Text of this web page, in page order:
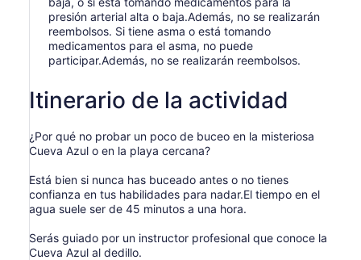
presión arterial alta o baja.Además, no se realizarán
reembolsos. Si tiene asma o está tomando
medicamentos para el asma, no puede
participar.Además, no se realizarán reembolsos.
Itinerario de la actividad
¿Por qué no probar un poco de buceo en la misteriosa
Cueva Azul o en la playa cercana?
Está bien si nunca has buceado antes o no tienes
confianza en tus habilidades para nadar.El tiempo en el
agua suele ser de 45 minutos a una hora.
Serás guiado por un instructor profesional que conoce la
Cueva Azul al dedillo.